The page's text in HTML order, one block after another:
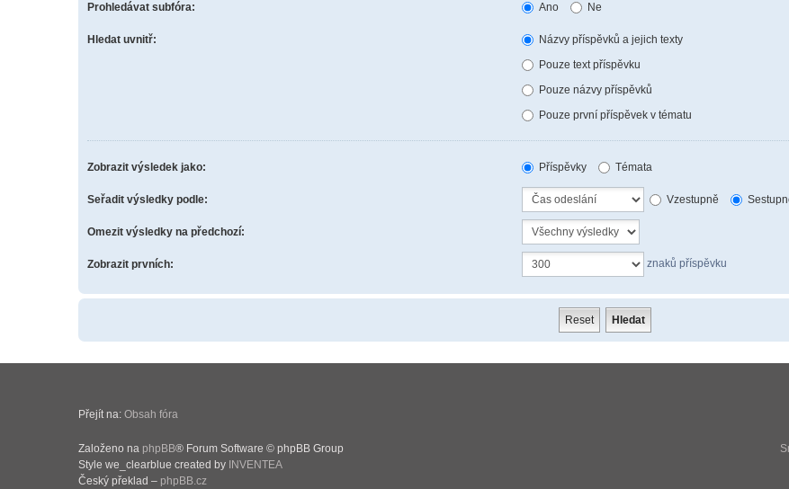
Prohledávat subfóra: Ano Ne
Hledat uvnitř:
Názvy příspěvků a jejich texty
Pouze text příspěvku
Pouze názvy příspěvků
Pouze první příspěvek v tématu
Zobrazit výsledek jako: Příspěvky Témata
Seřadit výsledky podle: Vzestupně
Omezit výsledky na předchozí:
Zobrazit prvních: znaků příspěvku
Přejít na: Obsah fóra
Založeno na phpBB® Forum Software © phpBB Group
Style we_clearblue created by INVENTEA
Český překlad – phpBB.cz